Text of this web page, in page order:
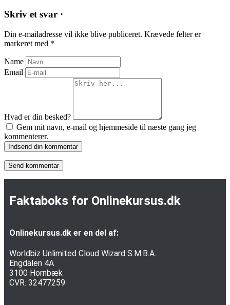
Skriv et svar ·
Din e-mailadresse vil ikke blive publiceret. Krævede felter er
markeret med *
Name
Email
Hvad er din besked?
Gem mit navn, e-mail og hjemmeside til næste gang jeg
kommenterer.
Indsend din kommentar
Faktaboks for Onlinekursus.dk
Onlinekursus.dk er en del af:
Worldbiz Unlimited Cloud Wizard S.M.B.A.
Engdalen 4A
3100 Hornbæk
CVR: 32477259